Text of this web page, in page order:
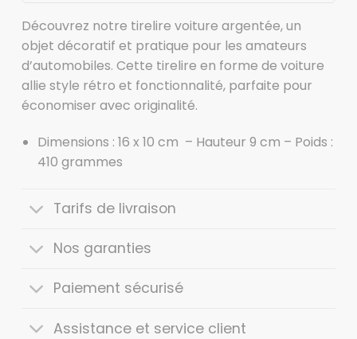
Découvrez notre tirelire voiture argentée, un
objet décoratif et pratique pour les amateurs
d’automobiles. Cette tirelire en forme de voiture
allie style rétro et fonctionnalité, parfaite pour
économiser avec originalité.
Dimensions : 16 x 10 cm – Hauteur 9 cm – Poids :
410 grammes
Tarifs de livraison
Nos garanties
Paiement sécurisé
Assistance et service client